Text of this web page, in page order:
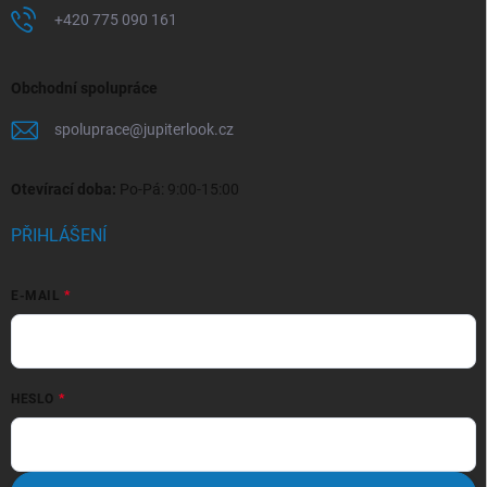
+420 775 090 161
Obchodní spolupráce
spoluprace@jupiterlook.cz
Otevírací doba: Po-Pá: 9:00-15:00
PŘIHLÁŠENÍ
E-MAIL
HESLO